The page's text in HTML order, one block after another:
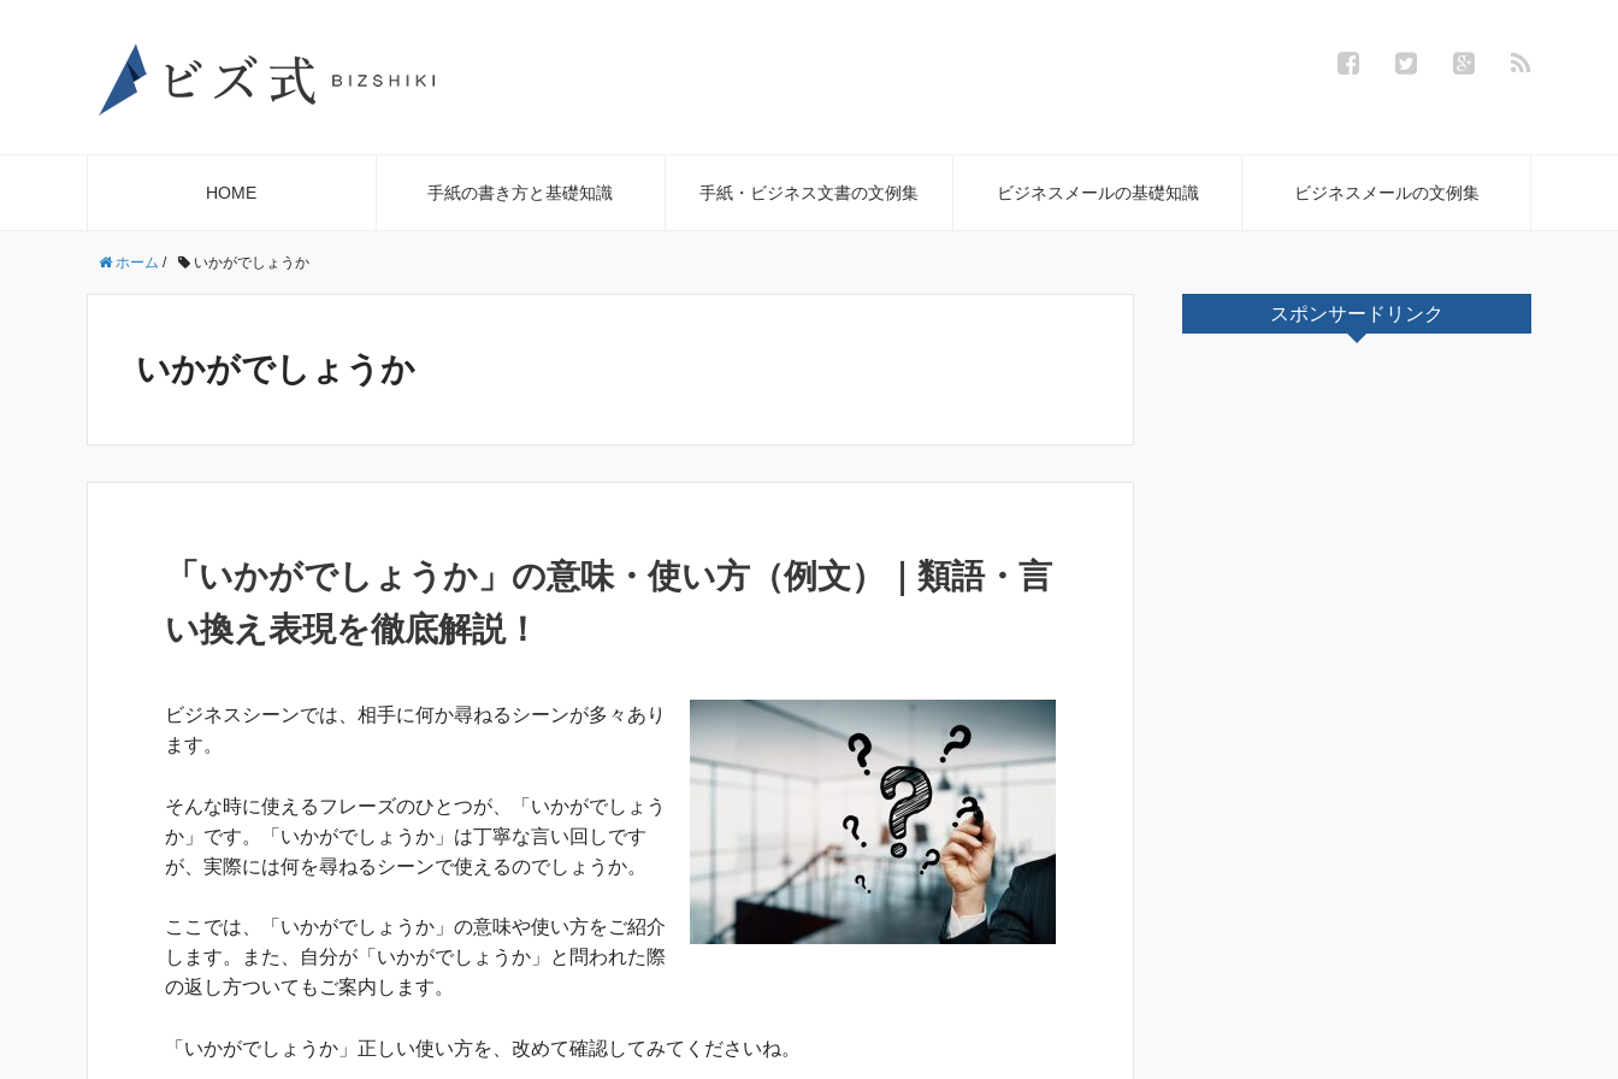
HOME 手紙の書き方と基礎知識 手紙・ビジネス文書の文例集 ビジネスメールの基礎知識 ビジネスメールの文例集
ホーム / いかがでしょうか
いかがでしょうか
「いかがでしょうか」の意味・使い方（例文）｜類語・言
い換え表現を徹底解説！
ビジネスシーンでは、相手に何か尋ねるシーンが多々あり
ます。
そんな時に使えるフレーズのひとつが、「いかがでしょう
か」です。「いかがでしょうか」は丁寧な言い回しです
が、実際には何を尋ねるシーンで使えるのでしょうか。
ここでは、「いかがでしょうか」の意味や使い方をご紹介
します。また、自分が「いかがでしょうか」と問われた際
の返し方ついてもご案内します。
「いかがでしょうか」正しい使い方を、改めて確認してみてくださいね。
スポンサードリンク